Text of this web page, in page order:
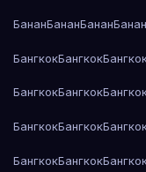
БананБананБананБанан
БангкокБангкок
БангкокБангкок
БангкокБангкок
БангкокБангкок